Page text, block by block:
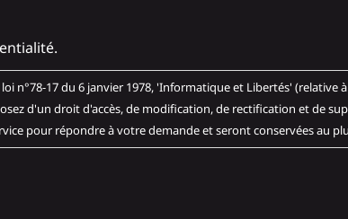
du 6 janvier 1978, 'Informatique et Libertés' (relative à l'informatique, aux
d'un droit d'accès, de modification, de rectification et de
pour répondre à votre demande et seront conservées au